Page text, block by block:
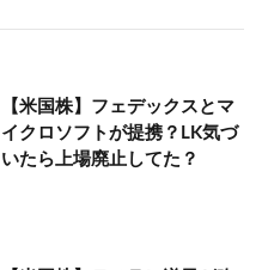
【米国株】フェデックスとマ
イクロソフトが提携？LK気づ
いたら上場廃止してた？